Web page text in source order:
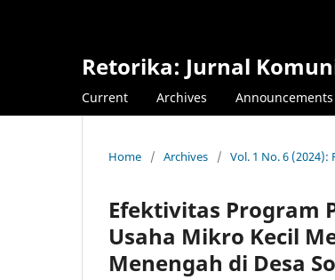
Retorika: Jurnal
Current Archives Announcements
Home / Archives / Vol. 1 No. 6
Efektivitas Program
Usaha Mikro Kecil
Menengah di Desa